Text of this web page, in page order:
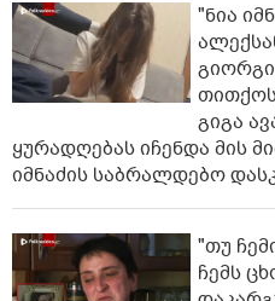
"ნია
გიგა
ყურადღებას იჩენდა მის
იმნაძის საბრალდებო
"თუ
ჩემს